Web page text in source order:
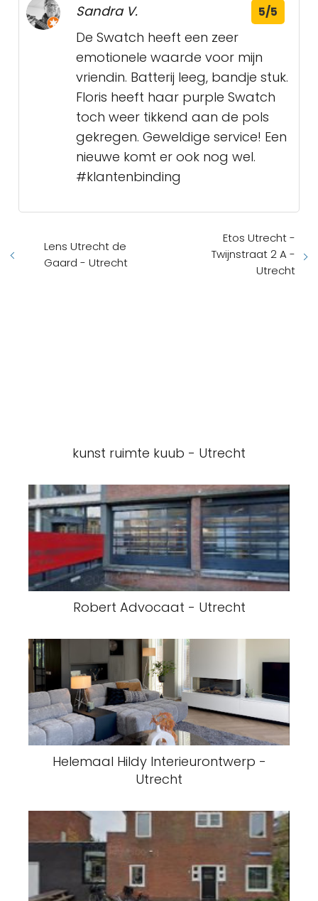
Sandra V. 5/5
De Swatch heeft een zeer
emotionele waarde voor mijn
vriendin. Batterij leeg, bandje stuk.
Floris heeft haar purple Swatch
toch weer tikkend aan de pols
gekregen. Geweldige service! Een
nieuwe komt er ook nog wel.
#klantenbinding
Lens Utrecht de
Gaard - Utrecht
Etos Utrecht -
Twijnstraat 2 A -
Utrecht
kunst ruimte kuub - Utrecht
Robert Advocaat - Utrecht
Helemaal Hildy Interieurontwerp -
Utrecht